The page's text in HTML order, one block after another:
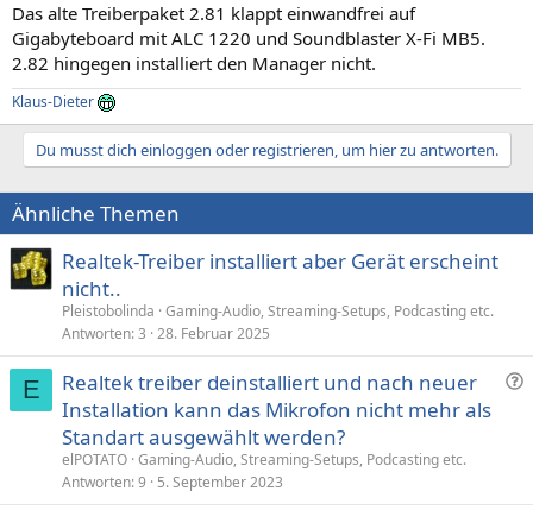
:
Das alte Treiberpaket 2.81 klappt einwandfrei auf
Gigabyteboard mit ALC 1220 und Soundblaster X-Fi MB5.
2.82 hingegen installiert den Manager nicht.
Klaus-Dieter
Du musst dich einloggen oder registrieren, um hier zu antworten.
Ähnliche Themen
Realtek-Treiber installiert aber Gerät erscheint
nicht..
Pleistobolinda Gaming-Audio, Streaming-Setups, Podcasting etc.
Antworten 3 28. Februar 2025
E
F
Realtek treiber deinstalliert und nach neuer
Installation kann das Mikrofon nicht mehr als
Standart ausgewählt werden?
elPOTATO Gaming-Audio, Streaming-Setups, Podcasting etc.
Antworten 9 5. September 2023